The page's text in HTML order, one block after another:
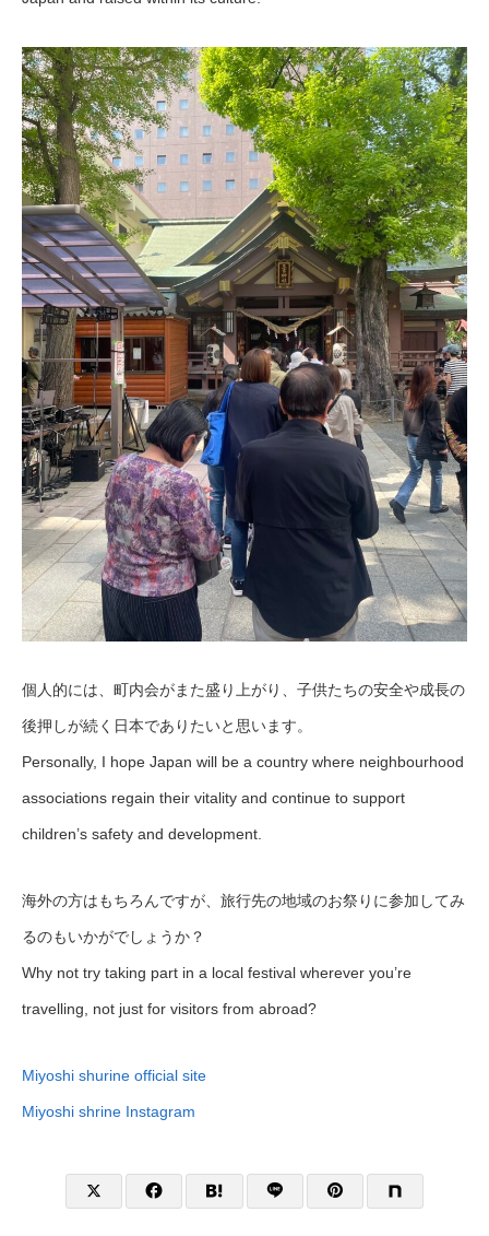
個人的には、町内会がまた盛り上がり、子供たちの安全や成長の
後押しが続く日本でありたいと思います。
Personally, I hope Japan will be a country where neighbourhood
associations regain their vitality and continue to support
children’s safety and development.
海外の方はもちろんですが、旅行先の地域のお祭りに参加してみ
るのもいかがでしょうか？
Why not try taking part in a local festival wherever you’re
travelling, not just for visitors from abroad?
Miyoshi shurine official site
Miyoshi shrine Instagram